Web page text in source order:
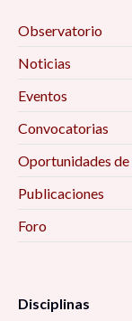
Observatorio
Noticias
Eventos
Convocatorias
Oportunidades
Publicaciones
Foro
Disciplinas